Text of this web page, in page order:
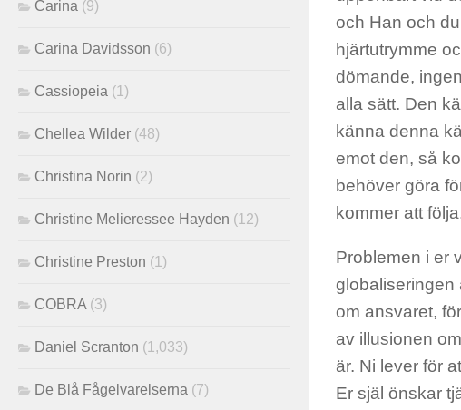
och Han och
hjärtutrymme
dömande,
alla sätt. Den
känna denna
emot den, så
behöver göra
kommer att
Problemen i er
globaliseringen
om ansvaret,
av illusionen
är. Ni lever för
Er själ önskar
Carina (9)
Carina Davidsson (6)
Cassiopeia (1)
Chellea Wilder (48)
Christina Norin (2)
Christine Melieressee Hayden (12)
Christine Preston (1)
COBRA (3)
Daniel Scranton (1,033)
De Blå Fågelvarelserna (7)